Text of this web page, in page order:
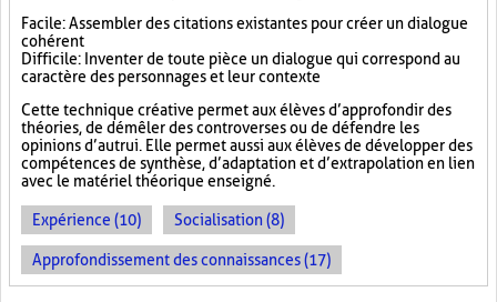
Facile : Assembler des citations existantes pour créer un dialogue
cohérent
Difficile : Inventer de toute pièce un dialogue qui correspond au
caractère des personnages et leur contexte
Cette technique créative permet aux élèves d’approfondir des
théories, de démêler des controverses ou de défendre les
opinions d’autrui. Elle permet aussi aux élèves de développer des
compétences de synthèse, d’adaptation et d’extrapolation en lien
avec le matériel théorique enseigné.
Expérience (10) Socialisation (8)
Approfondissement des connaissances (17)